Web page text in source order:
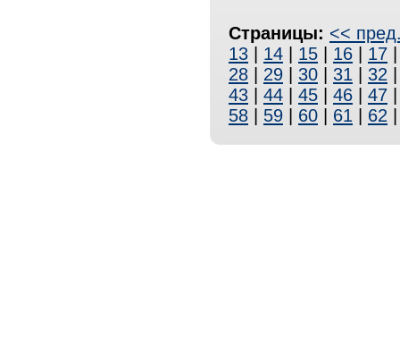
Страницы: <<
13
14 15 16 17
28
29 30 31 32
43
44 45 46 47
58
59 60 61 62